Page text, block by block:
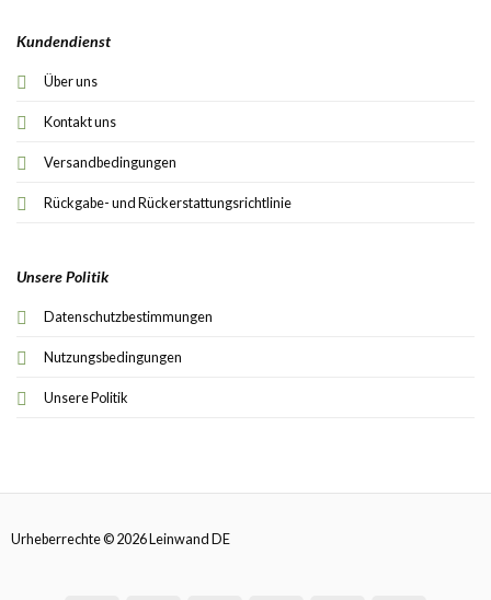
Kundendienst
Über uns
Kontakt uns
Versandbedingungen
Rückgabe- und Rückerstattungsrichtlinie
Unsere Politik
Datenschutzbestimmungen
Nutzungsbedingungen
Unsere Politik
Urheberrechte © 2026 Leinwand DE